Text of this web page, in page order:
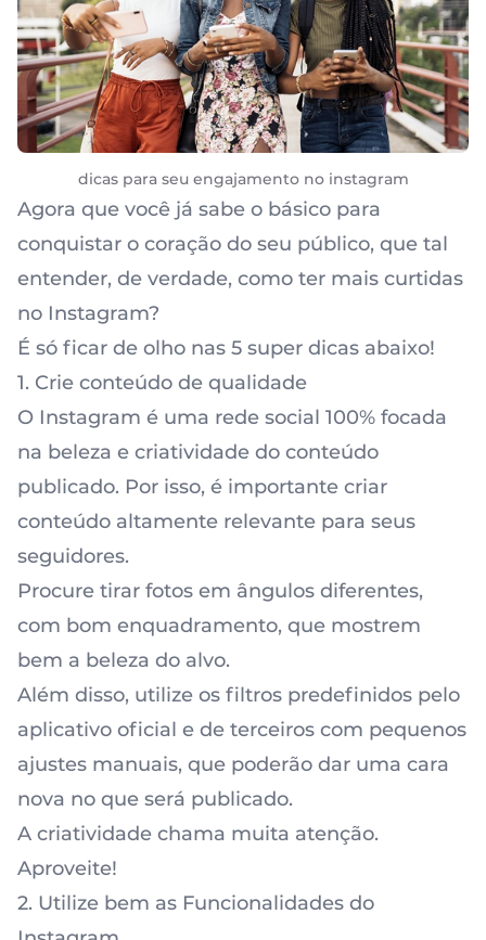
dicas para seu engajamento no instagram
Agora que você já sabe o básico para
conquistar o coração do seu público, que tal
entender, de verdade, como ter mais curtidas
no Instagram?
É só ficar de olho nas 5 super dicas abaixo!
1. Crie conteúdo de qualidade
O Instagram é uma rede social 100% focada
na beleza e criatividade do conteúdo
publicado. Por isso, é importante criar
conteúdo altamente relevante para seus
seguidores.
Procure tirar fotos em ângulos diferentes,
com bom enquadramento, que mostrem
bem a beleza do alvo.
Além disso, utilize os filtros predefinidos pelo
aplicativo oficial e de terceiros com pequenos
ajustes manuais, que poderão dar uma cara
nova no que será publicado.
A criatividade chama muita atenção.
Aproveite!
2. Utilize bem as Funcionalidades do